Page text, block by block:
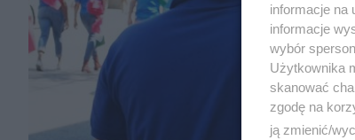
informacje na
informacje
wybór
Użytkownika
skanować
zgodę na
ją zmienić/